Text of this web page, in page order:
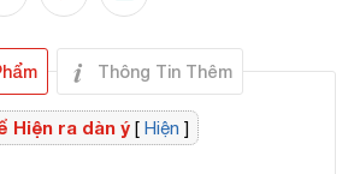
Thông Tin Thêm
Hiện ra dàn ý [ Hiện ]